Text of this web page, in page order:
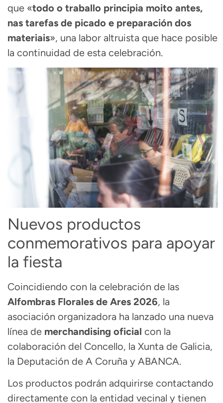
que «todo o traballo principia moito antes,
nas tarefas de picado e preparación dos
materiais», una labor altruista que hace posible
la continuidad de esta celebración.
Nuevos productos
conmemorativos para apoyar
la fiesta
Coincidiendo con la celebración de las
Alfombras Florales de Ares 2026, la
asociación organizadora ha lanzado una nueva
línea de merchandising oficial con la
colaboración del Concello, la Xunta de Galicia,
la Deputación de A Coruña y ABANCA.
Los productos podrán adquirirse contactando
directamente con la entidad vecinal y tienen